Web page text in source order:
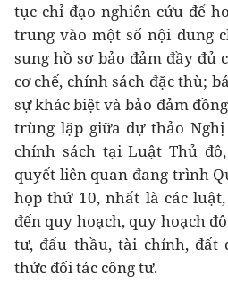
tục chỉ đạo nghiên cứu để
trung vào một số nội dung
sung hồ sơ bảo đảm đầy đủ
cơ chế, chính sách đặc thù;
sự khác biệt và bảo đảm
trùng lặp giữa dự thảo
chính sách tại Luật Thủ
quyết liên quan đang trình
họp thứ 10, nhất là các
đến quy hoạch, quy hoạch
tư, đấu thầu, tài chính, đất
thức đối tác công tư.